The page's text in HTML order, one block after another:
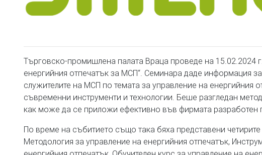
Търговско-промишлена палата Враца проведе на 15.02.2024
енергийния отпечатък за МСП“. Семинара даде информация
служителите на МСП по темата за управление на енергийния
съвременни инструменти и технологии. Беше разгледан
как може да се приложи ефективно във фирмата разработен
По време на събитието също така бяха представени
Методология за управление на енергийния отпечатък,